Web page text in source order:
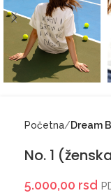
Početna Dream
No. 1
5.000,00 rsd